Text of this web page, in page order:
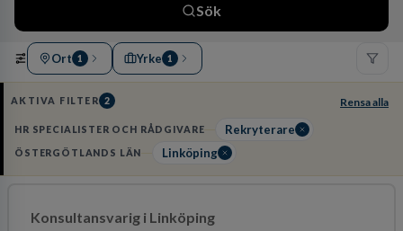
Sök
Ort 1 Yrke 1
AKTIVA FILTER 2 Rensa alla
HR SPECIALISTER OCH RÅDGIVARE Rekryterare
ÖSTERGÖTLANDS LÄN Linköping
Konsultansvarig i Linköping